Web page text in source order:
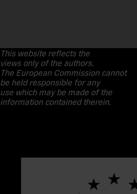
This website reflects the
views only of the authors.
The European Commission cannot
be held responsible for any
use which may be made of the
information contained therein.